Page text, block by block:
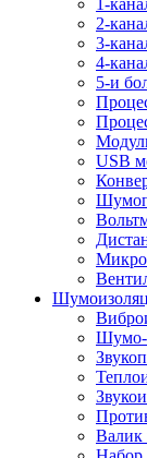
1-
2-
3-
4-
5-и
USB
Шумо-
Валик